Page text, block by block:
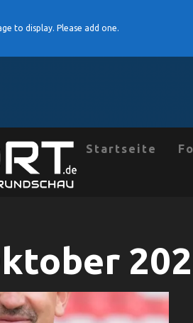
to display. Please add one.
Startseite